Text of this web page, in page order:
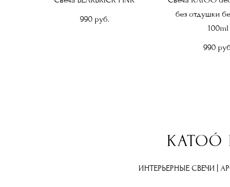
990 pуб.
без отдушки
100ml
990
KATOÓ
ИНТЕРЬЕРНЫЕ СВЕЧИ |